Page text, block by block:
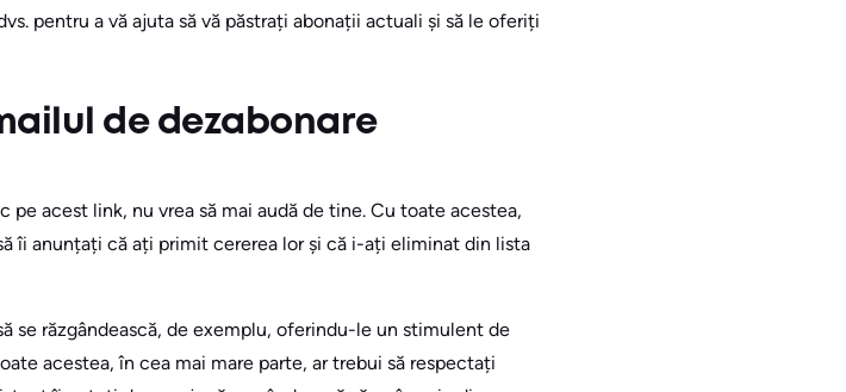
pentru a vă ajuta să vă păstrați abonații actuali și să le oferiți
de dezabonare
acest link, nu vrea să mai audă de tine. Cu toate acestea,
îi anunțați că ați primit cererea lor și că i-ați eliminat din lista
se răzgândească, de exemplu, oferindu-le un stimulent de
acestea, în cea mai mare parte, ar trebui să respectați